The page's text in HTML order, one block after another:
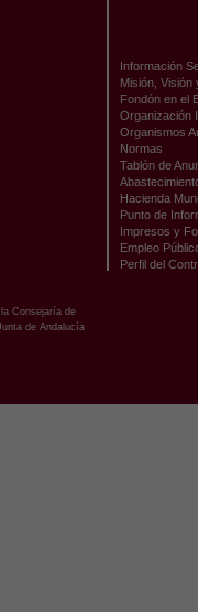
Información
Misión, Visión
Fondón en el
Organización
Organismos
Normas
Tablón de
Hacienda
Punto de
Impresos y
Empleo
Perfil del
Consejaría de
de Andalucía